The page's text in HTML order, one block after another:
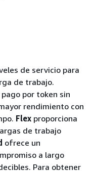
de servicio para
de trabajo.
por token sin
rendimiento con
Flex proporciona
de trabajo
ofrece un
a largo
Para obtener